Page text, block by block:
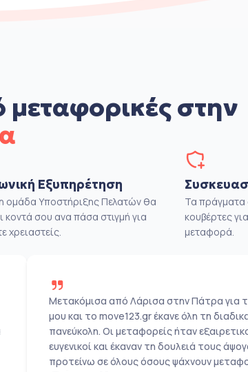
στην
Εξυπηρέτηση
ομάδα Υποστήριξης Πελατών θα
κοντά σου ανα πάσα στιγμή για
χρειαστείς.
Τα
κουβέρτες
μεταφορά.
Μετακόμισα από Λάρισα στην Πάτρα για
μου και το move123.gr έκανε όλη τη
πανεύκολη. Οι μεταφορείς ήταν
ευγενικοί και έκαναν τη δουλειά τους
προτείνω σε όλους όσους ψάχνουν